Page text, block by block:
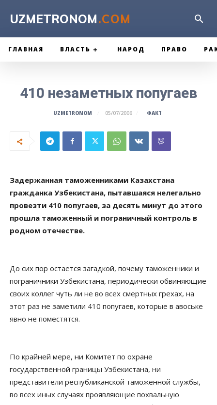
UZMETRONOM.COM
ГЛАВНАЯ ВЛАСТЬ НАРОД ПРАВО
410 незаметных попугаев
UZMETRONOM 05/07/2006 ФАКТ
Задержанная таможенниками Казахстана
гражданка Узбекистана, пытавшаяся нелегально
провезти 410 попугаев, за десять минут до этого
прошла таможенный и пограничный контроль в
родном отечестве.
До сих пор остается загадкой, почему таможенники и
пограничники Узбекистана, периодически обвиняющие
своих коллег чуть ли не во всех смертных грехах, на
этот раз не заметили 410 попугаев, которые в авоське
явно не поместятся.
По крайней мере, ни Комитет по охране
государственной границы Узбекистана, ни
представители республиканской таможенной службы,
во всех иных случаях проявляющие похвальную